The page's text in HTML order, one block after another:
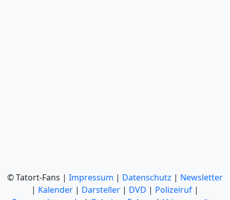
© Tatort-Fans | Impressum | Datenschutz | Newsletter
| Kalender | Darsteller | DVD | Polizeiruf |